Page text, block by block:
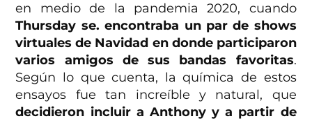
en medio de la pandemia 2020, cuando
Thursday se. encontraba un par de shows
virtuales de Navidad en donde participaron
varios amigos de sus bandas favoritas.
Según lo que cuenta, la química de estos
ensayos fue tan increíble y natural, que
decidieron incluir a Anthony y a partir de